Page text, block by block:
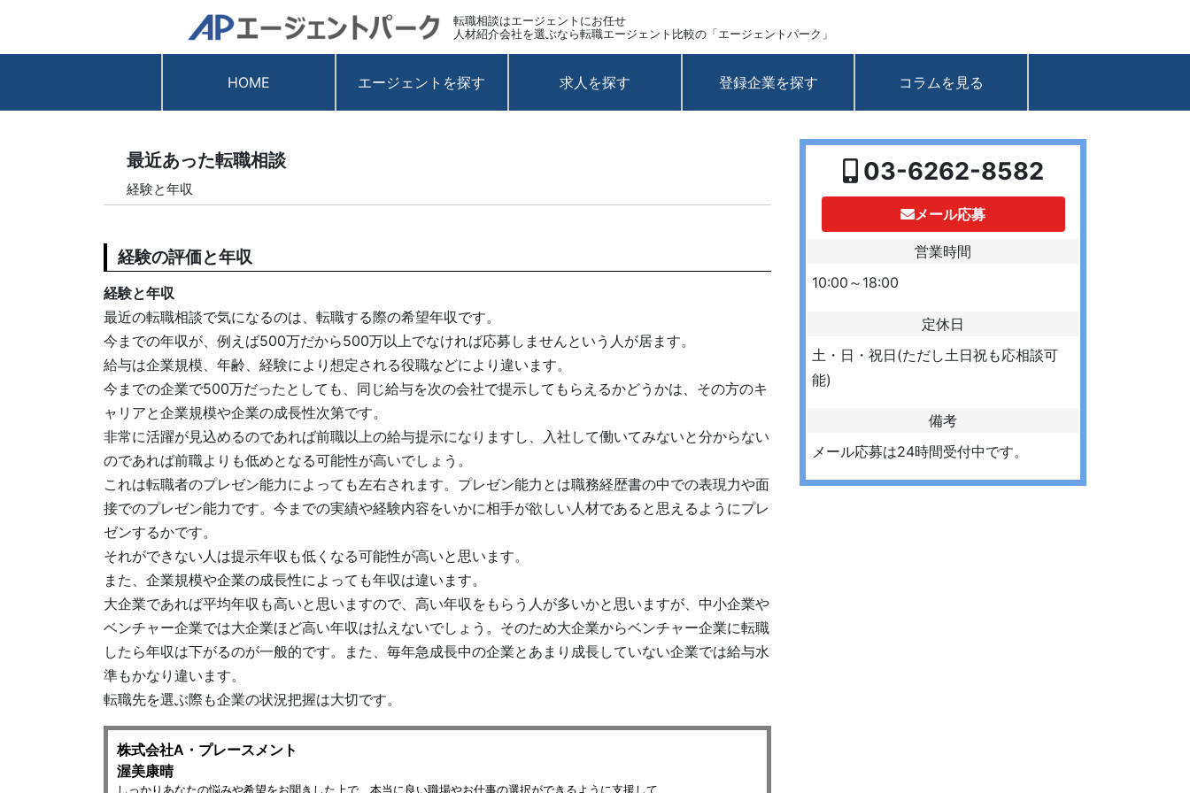
転職相談はエージェントにお任せ
人材紹介会社を選ぶなら転職エージェント比較の「エージェントパーク」
HOME エージェントを探す 求人を探す 登録企業を探す コラムを見る
最近あった転職相談
経験と年収
経験の評価と年収
経験と年収
最近の転職相談で気になるのは、転職する際の希望年収です。
今までの年収が、例えば500万だから500万以上でなければ応募しませんという人が居ます。
給与は企業規模、年齢、経験により想定される役職などにより違います。
今までの企業で500万だったとしても、同じ給与を次の会社で提示してもらえるかどうかは、その方のキ
ャリアと企業規模や企業の成長性次第です。
非常に活躍が見込めるのであれば前職以上の給与提示になりますし、入社して働いてみないと分からない
のであれば前職よりも低めとなる可能性が高いでしょう。
これは転職者のプレゼン能力によっても左右されます。プレゼン能力とは職務経歴書の中での表現力や面
接でのプレゼン能力です。今までの実績や経験内容をいかに相手が欲しい人材であると思えるようにプレ
ゼンするかです。
それができない人は提示年収も低くなる可能性が高いと思います。
また、企業規模や企業の成長性によっても年収は違います。
大企業であれば平均年収も高いと思いますので、高い年収をもらう人が多いかと思いますが、中小企業や
ベンチャー企業では大企業ほど高い年収は払えないでしょう。そのため大企業からベンチャー企業に転職
したら年収は下がるのが一般的です。また、毎年急成長中の企業とあまり成長していない企業では給与水
準もかなり違います。
転職先を選ぶ際も企業の状況把握は大切です。
株式会社A・プレースメント
渥美康晴
しっかりあなたの悩みや希望をお聞きした上で、本当に良い職場やお仕事の選択ができるように支援して...
03-6262-8582
メール応募
営業時間
10:00～18:00
定休日
土・日・祝日(ただし土日祝も応相談可
能)
備考
メール応募は24時間受付中です。